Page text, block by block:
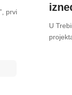
prvi
U